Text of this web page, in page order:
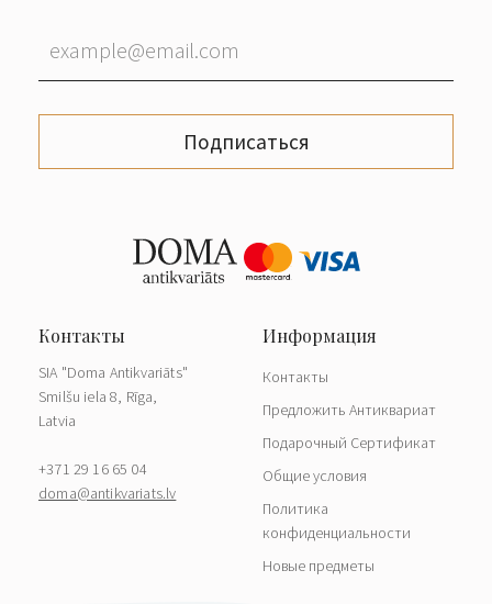
Подписаться
SIA "Doma Antikvariāts"
Smilšu iela 8, Rīga,
Latvia
+371 29 16 65 04
doma@antikvariats.lv
Контакты
Предложить Антиквариат
Подарочный Сертификат
Общие условия
Политика
конфиденциальности
Новые предметы